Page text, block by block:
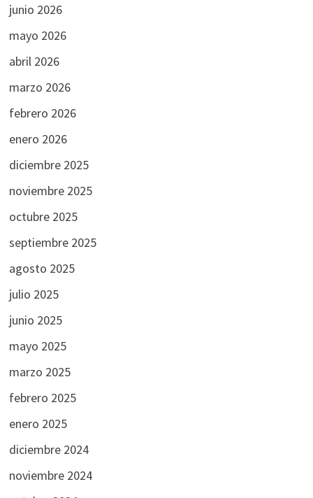
junio 2026
mayo 2026
abril 2026
marzo 2026
febrero 2026
enero 2026
diciembre 2025
noviembre 2025
octubre 2025
septiembre 2025
agosto 2025
julio 2025
junio 2025
mayo 2025
marzo 2025
febrero 2025
enero 2025
diciembre 2024
noviembre 2024